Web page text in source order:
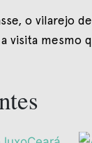
o vilarejo
visita mesmo